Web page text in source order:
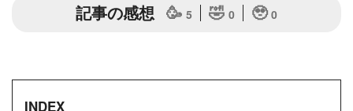
記事の感想 🥳 5 🤣 0 🥹 0
INDEX